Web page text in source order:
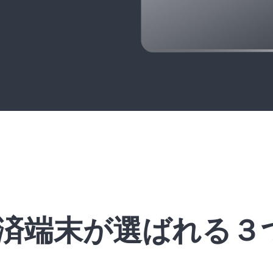
端末が選ばれる３